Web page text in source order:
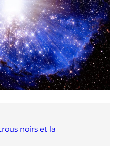
noirs et la